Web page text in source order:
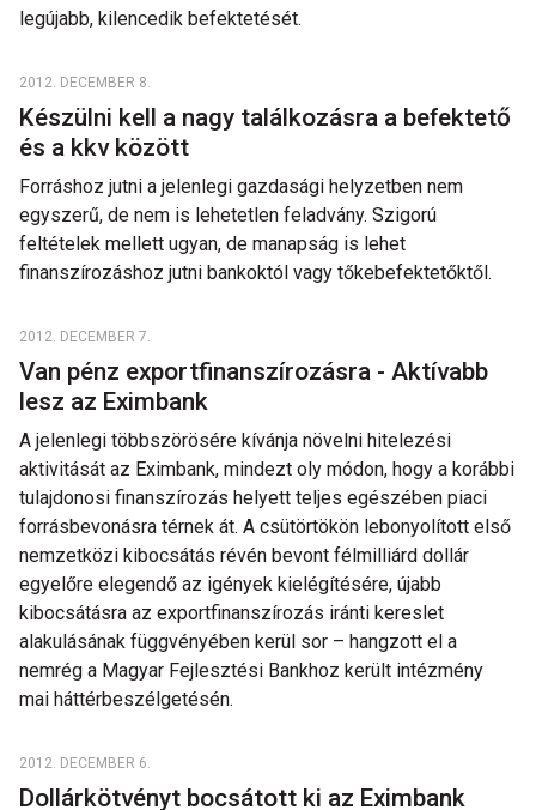
legújabb, kilencedik befektetését.
2012. DECEMBER 8.
Készülni kell a nagy találkozásra a befektető
és a kkv között
Forráshoz jutni a jelenlegi gazdasági helyzetben nem
egyszerű, de nem is lehetetlen feladvány. Szigorú
feltételek mellett ugyan, de manapság is lehet
finanszírozáshoz jutni bankoktól vagy tőkebefektetőktől.
2012. DECEMBER 7.
Van pénz exportfinanszírozásra - Aktívabb
lesz az Eximbank
A jelenlegi többszörösére kívánja növelni hitelezési
aktivitását az Eximbank, mindezt oly módon, hogy a korábbi
tulajdonosi finanszírozás helyett teljes egészében piaci
forrásbevonásra térnek át. A csütörtökön lebonyolított első
nemzetközi kibocsátás révén bevont félmilliárd dollár
egyelőre elegendő az igények kielégítésére, újabb
kibocsátásra az exportfinanszírozás iránti kereslet
alakulásának függvényében kerül sor – hangzott el a
nemrég a Magyar Fejlesztési Bankhoz került intézmény
mai háttérbeszélgetésén.
2012. DECEMBER 6.
Dollárkötvényt bocsátott ki az Eximbank